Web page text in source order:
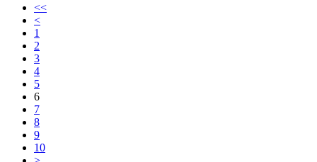
<<
<
1
2
3
4
5
6
7
8
9
10